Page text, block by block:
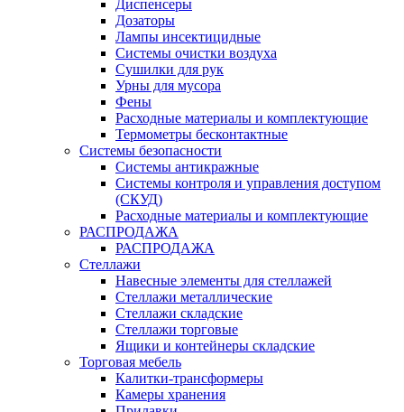
Диспенсеры
Дозаторы
Лампы инсектицидные
Системы очистки воздуха
Сушилки для рук
Урны для мусора
Фены
Расходные материалы и комплектующие
Термометры бесконтактные
Системы безопасности
Системы антикражные
Системы контроля и управления доступом
(СКУД)
Расходные материалы и комплектующие
РАСПРОДАЖА
РАСПРОДАЖА
Стеллажи
Навесные элементы для стеллажей
Стеллажи металлические
Стеллажи складские
Стеллажи торговые
Ящики и контейнеры складские
Торговая мебель
Калитки-трансформеры
Камеры хранения